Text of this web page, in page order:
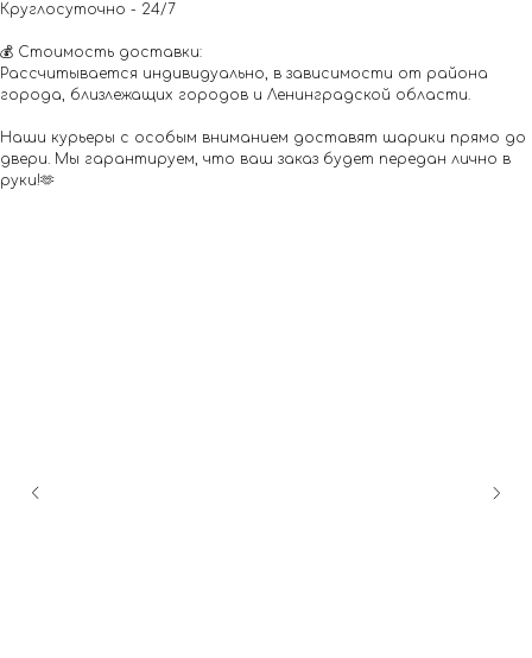
Круглосуточно - 24/7
💰 Стоимость доставки:
Рассчитывается индивидуально, в зависимости от района
города, близлежащих городов и Ленинградской области.
Наши курьеры с особым вниманием доставят шарики прямо до
двери. Мы гарантируем, что ваш заказ будет передан лично в
руки!🫶